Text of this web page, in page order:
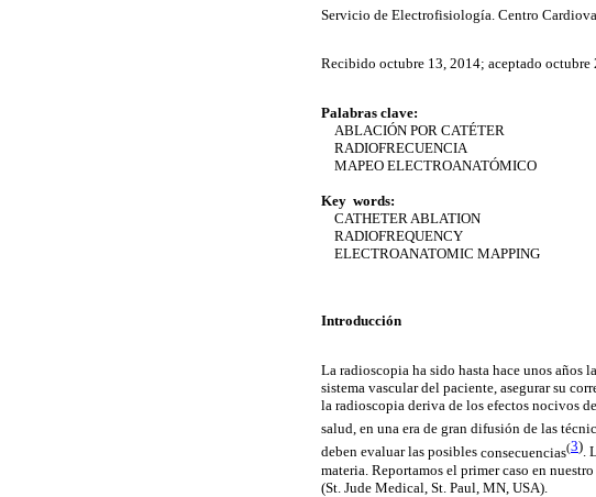
Servicio de Electrofisiología. Centro
Recibido octubre 13, 2014; aceptado octubre
Palabras clave:
ABLACIÓN POR CATÉTER
RADIOFRECUENCIA
MAPEO ELECTROANATÓMICO
Key words:
CATHETER ABLATION
RADIOFREQUENCY
ELECTROANATOMIC MAPPING
Introducción
La radioscopia ha sido hasta hace unos
sistema vascular del paciente, asegurar su
la radioscopia deriva de los efectos nocivos
salud, en una era de gran difusión de las
deben evaluar las posibles consecuencias(3).
materia. Reportamos el primer caso en
(St Jude Medical, St Paul , MN, USA).